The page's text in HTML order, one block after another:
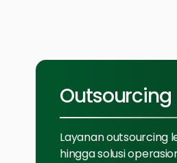
Outsourcing
Layanan outsourcing
hingga solusi